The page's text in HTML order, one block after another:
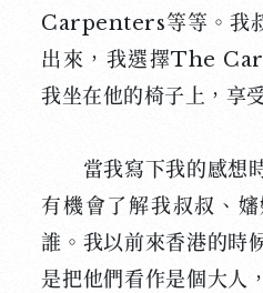
Carpenters等等。我
出來，我選擇The
我坐在他的椅子上，享
當我寫下我的感想時
有機會了解我叔叔、
誰。我以前來香港的時
是把他們看作是個大人